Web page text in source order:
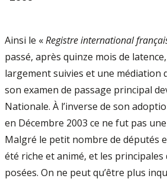
Ainsi le «Registre international
passé, après quinze mois de
largement suivies et une médiation
son examen de passage principal
Nationale. À l’inverse de son
en Décembre 2003 ce ne fut pas
Malgré le petit nombre de députés
été riche et animé, et les
posées. On ne peut qu’être plus